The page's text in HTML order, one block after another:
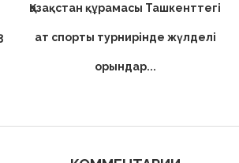
Қазақстан құрамасы Ташкенттегі
ат спорты турнирінде жүлделі
орындар...